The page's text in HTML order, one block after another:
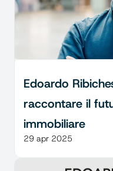
Edoardo
raccontare il
immobiliare
29 apr 2025